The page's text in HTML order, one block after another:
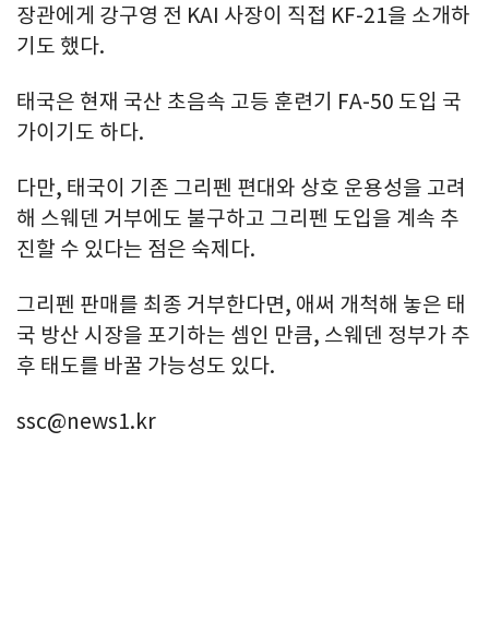
장관에게 강구영 전 KAI 사장이 직접 KF-21을 소개하
기도 했다.
태국은 현재 국산 초음속 고등 훈련기 FA-50 도입 국
가이기도 하다.
다만, 태국이 기존 그리펜 편대와 상호 운용성을 고려
해 스웨덴 거부에도 불구하고 그리펜 도입을 계속 추
진할 수 있다는 점은 숙제다.
그리펜 판매를 최종 거부한다면, 애써 개척해 놓은 태
국 방산 시장을 포기하는 셈인 만큼, 스웨덴 정부가 추
후 태도를 바꿀 가능성도 있다.
ssc@news1.kr